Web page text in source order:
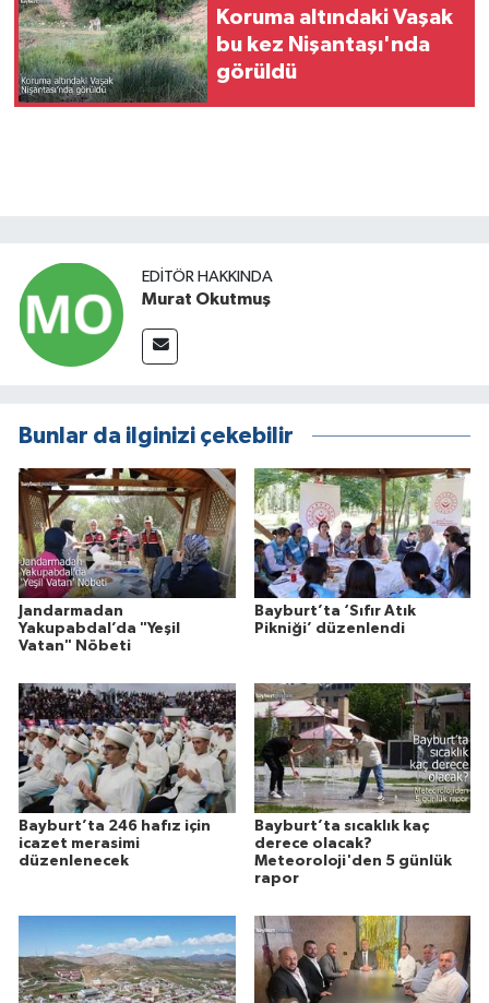
Koruma altındaki Vaşak
bu kez Nişantaşı'nda
görüldü
EDITÖR HAKKINDA
Murat Okutmuş
Bunlar da ilginizi çekebilir
Jandarmadan
Yakupabdal’da "Yeşil
Vatan" Nöbeti
Bayburt’ta ‘Sıfır Atık
Pikniği’ düzenlendi
Bayburt’ta 246 hafız için
icazet merasimi
düzenlenecek
Bayburt’ta sıcaklık kaç
derece olacak?
Meteoroloji'den 5 günlük
rapor